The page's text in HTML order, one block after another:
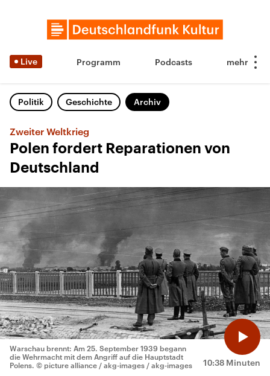
Live Programm Podcasts
Politik Geschichte Archiv
Zweiter Weltkrieg
Polen fordert Reparationen von
Deutschland
10:38 Minuten
Warschau brennt: Am 25. September 1939 begann
die Wehrmacht mit dem Angriff auf die Hauptstadt
Polens. © picture alliance / akg-images / akg-images